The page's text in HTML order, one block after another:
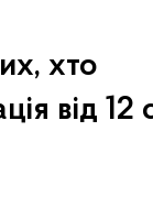
хто
від 12